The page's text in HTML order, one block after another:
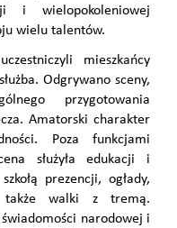
i wielopokoleniowej
wielu talentów.
mieszkańcy
Odgrywano sceny,
przygotowania
Amatorski charakter
Poza funkcjami
służyła edukacji i
prezencji, ogłady,
także walki z tremą.
narodowej i